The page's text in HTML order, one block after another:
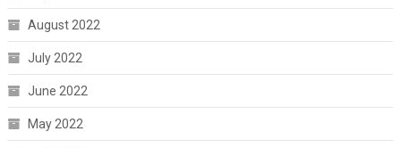
August 2022
July 2022
June 2022
May 2022